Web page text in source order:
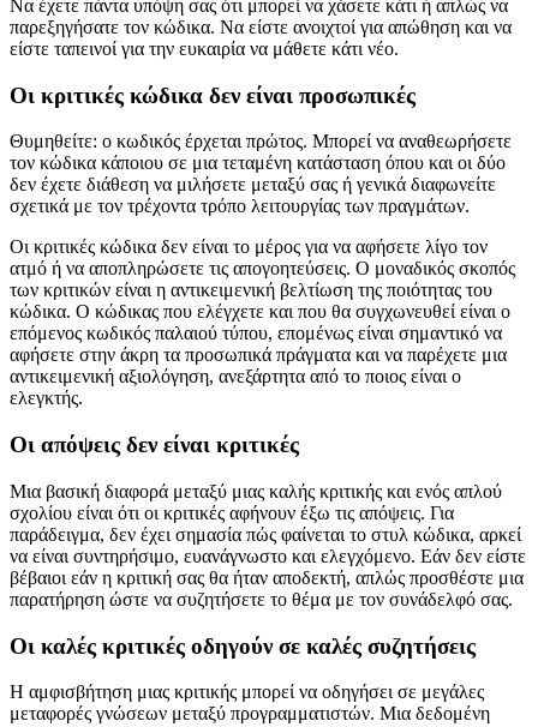
Το να κάνεις λάθος δεν είναι πρόβλημα. Το να επιμένετε ότι έχετε
δίκιο, παρόλο που αντικειμενικά δεν έχετε δίκιο, είναι πρόβλημα.
Να έχετε πάντα υπόψη σας ότι μπορεί να χάσετε κάτι ή απλώς να
παρεξηγήσατε τον κώδικα. Να είστε ανοιχτοί για απώθηση και να
είστε ταπεινοί για την ευκαιρία να μάθετε κάτι νέο.
Οι κριτικές κώδικα δεν είναι προσωπικές
Θυμηθείτε: ο κωδικός έρχεται πρώτος. Μπορεί να αναθεωρήσετε
τον κώδικα κάποιου σε μια τεταμένη κατάσταση όπου και οι δύο
δεν έχετε διάθεση να μιλήσετε μεταξύ σας ή γενικά διαφωνείτε
σχετικά με τον τρέχοντα τρόπο λειτουργίας των πραγμάτων.
Οι κριτικές κώδικα δεν είναι το μέρος για να αφήσετε λίγο τον
ατμό ή να αποπληρώσετε τις απογοητεύσεις. Ο μοναδικός σκοπός
των κριτικών είναι η αντικειμενική βελτίωση της ποιότητας του
κώδικα. Ο κώδικας που ελέγχετε και που θα συγχωνευθεί είναι ο
επόμενος κωδικός παλαιού τύπου, επομένως είναι σημαντικό να
αφήσετε στην άκρη τα προσωπικά πράγματα και να παρέχετε μια
αντικειμενική αξιολόγηση, ανεξάρτητα από το ποιος είναι ο
ελεγκτής.
Οι απόψεις δεν είναι κριτικές
Μια βασική διαφορά μεταξύ μιας καλής κριτικής και ενός απλού
σχολίου είναι ότι οι κριτικές αφήνουν έξω τις απόψεις. Για
παράδειγμα, δεν έχει σημασία πώς φαίνεται το στυλ κώδικα, αρκεί
να είναι συντηρήσιμο, ευανάγνωστο και ελεγχόμενο. Εάν δεν είστε
βέβαιοι εάν η κριτική σας θα ήταν αποδεκτή, απλώς προσθέστε μια
παρατήρηση ώστε να συζητήσετε το θέμα με τον συνάδελφό σας.
Οι καλές κριτικές οδηγούν σε καλές συζητήσεις